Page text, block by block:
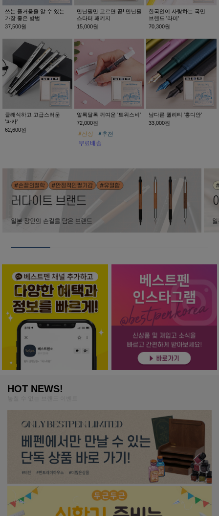
쓰는 즐거움을 알 수 있는
가장 좋은 방법
37,500원
만년필만 고르면 끝! 만년필
스타터 패키지
15,000원
한국인이 사랑하는 국민
브랜드 '라미'
70,300원
클래식하고 고급스러운
'파카'
62,600원
알록달록 귀여운 '트위스비'
72,000원
남다른 퀄리티 '홍디안'
33,000원
HOT NEWS!